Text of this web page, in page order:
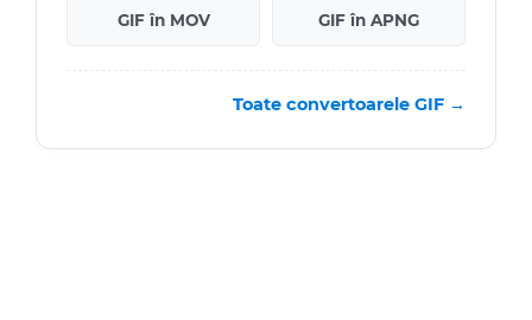
GIF în MOV GIF în APNG
Toate convertoarele GIF →